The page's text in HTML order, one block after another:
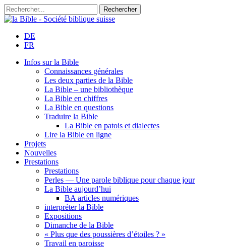
DE
FR
Infos sur la Bible
Connaissances générales
Les deux parties de la Bible
La Bible – une bibliothèque
La Bible en chiffres
La Bible en questions
Traduire la Bible
La Bible en patois et dialectes
Lire la Bible en ligne
Projets
Nouvelles
Prestations
Prestations
Perles — Une parole biblique pour chaque jour
La Bible aujourd’hui
BA articles numériques
interpréter la Bible
Expositions
Dimanche de la Bible
« Plus que des poussières d’étoiles ? »
Travail en paroisse